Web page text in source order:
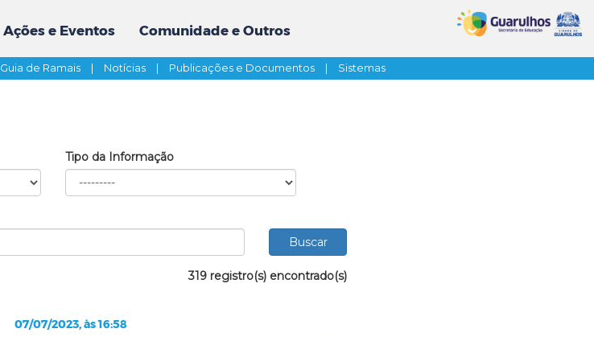
Ações e Eventos Comunidade e Outros
Guia de Ramais | Notícias | Publicações e Documentos | Sistemas
Tipo da Informação
319 registro(s) encontrado(s)
07/07/2023, às 16:58